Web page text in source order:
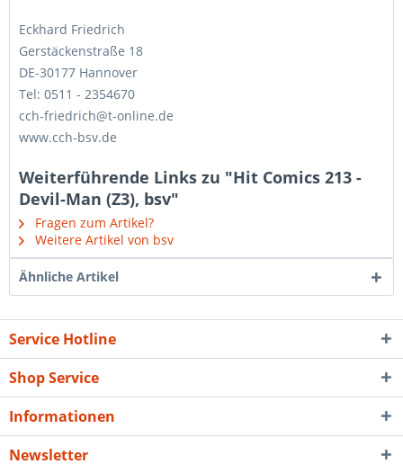
Eckhard Friedrich
Gerstäckenstraße 18
DE-30177 Hannover
Tel: 0511 - 2354670
cch-friedrich@t-online.de
www.cch-bsv.de
Weiterführende Links zu "Hit Comics 213 -
Devil-Man (Z3), bsv"
Fragen zum Artikel?
Weitere Artikel von bsv
Ähnliche Artikel
Service Hotline
Shop Service
Informationen
Newsletter